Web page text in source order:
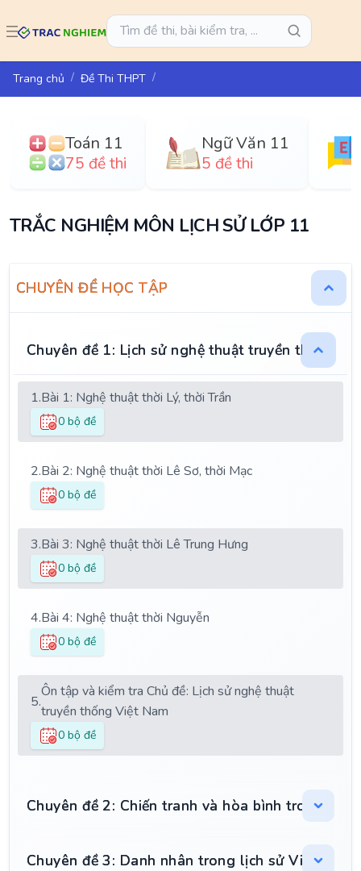
Trang chủ Đề Thi THPT
Toán 11
75 đề thi
Ngữ Văn 11
5 đề thi
TRẮC NGHIỆM MÔN LỊCH SỬ LỚP 11
CHUYÊN ĐỀ HỌC TẬP
Chuyên đề 1: Lịch sử nghệ thuật truyền thống
1.Bài 1: Nghệ thuật thời Lý, thời Trần
0 bộ đề
2.Bài 2: Nghệ thuật thời Lê Sơ, thời Mạc
0 bộ đề
3.Bài 3: Nghệ thuật thời Lê Trung Hưng
0 bộ đề
4.Bài 4: Nghệ thuật thời Nguyễn
0 bộ đề
5.
Ôn tập và kiểm tra Chủ đề: Lịch sử nghệ thuật
truyền thống Việt Nam
0 bộ đề
Chuyên đề 2: Chiến tranh và hòa bình trong thế
Chuyên đề 3: Danh nhân trong lịch sử Việt Nam